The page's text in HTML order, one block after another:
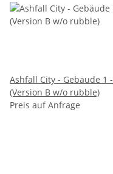
Ashfall City - Gebäude 1 -
(Version B w/o rubble)
Preis auf Anfrage